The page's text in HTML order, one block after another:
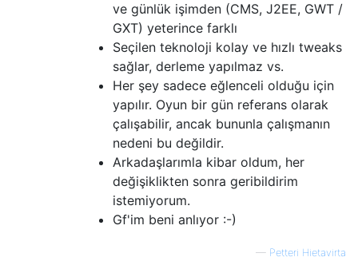
ve günlük işimden (CMS, J2EE, GWT /
GXT) yeterince farklı
Seçilen teknoloji kolay ve hızlı tweaks
sağlar, derleme yapılmaz vs.
Her şey sadece eğlenceli olduğu için
yapılır. Oyun bir gün referans olarak
çalışabilir, ancak bununla çalışmanın
nedeni bu değildir.
Arkadaşlarımla kibar oldum, her
değişiklikten sonra geribildirim
istemiyorum.
Gf'im beni anlıyor :-)
— Petteri Hietavirta